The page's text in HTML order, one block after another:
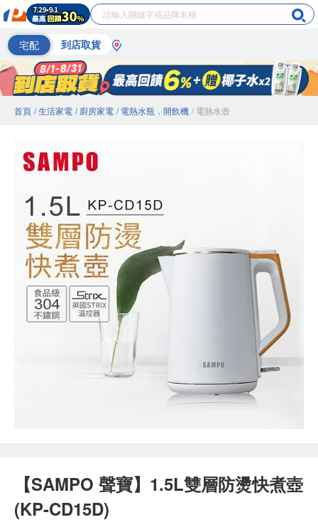
宅配 到店取貨
首頁 / 生活家電 / 廚房家電 / 電熱水瓶．開飲機 / 電熱水壺
【SAMPO 聲寶】1.5L雙層防燙快煮壺
(KP-CD15D)